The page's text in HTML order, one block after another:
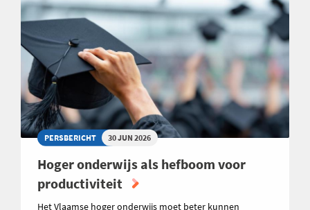
PERSBERICHT 30 JUN 2026
Hoger onderwijs als hefboom voor
productiviteit
Het Vlaamse hoger onderwijs moet beter kunnen